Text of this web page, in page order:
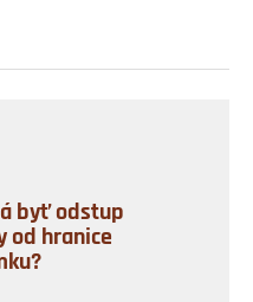
byť odstup
od hranice